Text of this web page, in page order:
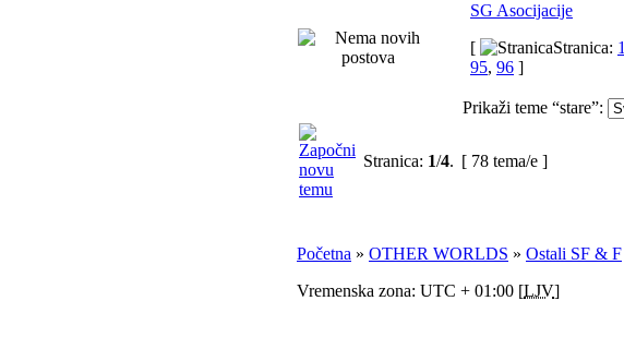
SG Asocijacije
[
Stranica: 1
95, 96 ]
Prikaži teme “stare”:
Stranica: 1/4. [ 78 tema/e ]
Početna » OTHER WORLDS » Ostali SF & F
Vremenska zona: UTC + 01:00 [LJV]